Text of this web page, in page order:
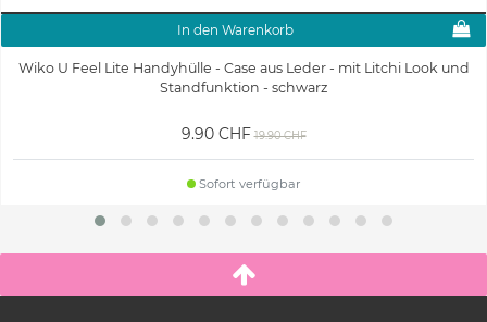
In den Warenkorb
Wiko U Feel Lite Handyhülle - Case aus Leder - mit Litchi Look und
Standfunktion - schwarz
9.90 CHF 19.90 CHF
Sofort verfügbar